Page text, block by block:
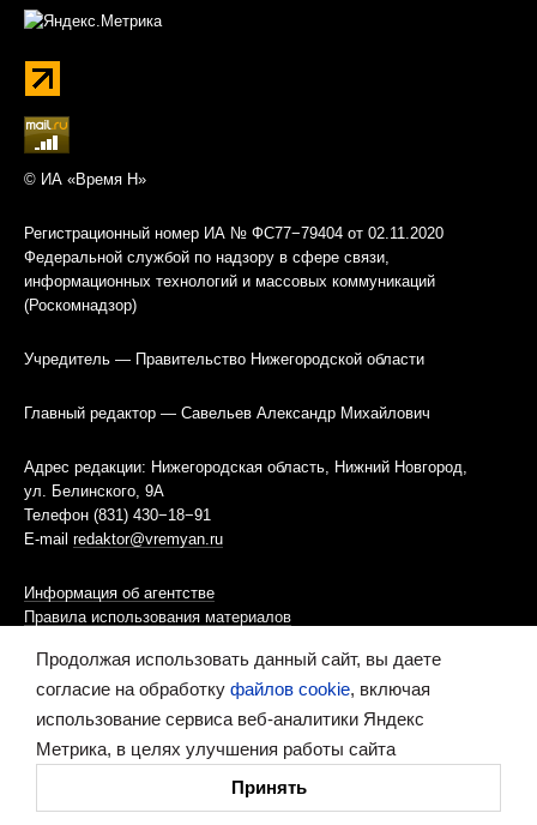
© ИА «Время Н»
Регистрационный номер ИА № ФС77−79404 от 02.11.2020
Федеральной службой по надзору в сфере связи,
информационных технологий и массовых коммуникаций
(Роскомнадзор)
Учредитель — Правительство Нижегородской области
Главный редактор — Савельев Александр Михайлович
Адрес редакции: Нижегородская область, Нижний Новгород,
ул. Белинского, 9А
Телефон (831) 430−18−91
E-mail redaktor@vremyan.ru
Информация об агентстве
Правила использования материалов
Информационная политика использования «cookies»-файлов
Ресурс содержит материалы 16+
Продолжая использовать данный сайт, вы даете
согласие на обработку файлов cookie, включая
использование сервиса веб-аналитики Яндекс
Метрика, в целях улучшения работы сайта
Принять